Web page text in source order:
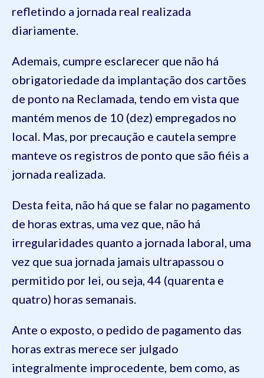
refletindo a jornada real realizada
diariamente.
Ademais, cumpre esclarecer que não há
obrigatoriedade da implantação dos cartões
de ponto na Reclamada, tendo em vista que
mantém menos de 10 (dez) empregados no
local. Mas, por precaução e cautela sempre
manteve os registros de ponto que são fiéis a
jornada realizada.
Desta feita, não há que se falar no pagamento
de horas extras, uma vez que, não há
irregularidades quanto a jornada laboral, uma
vez que sua jornada jamais ultrapassou o
permitido por lei, ou seja, 44 (quarenta e
quatro) horas semanais.
Ante o exposto, o pedido de pagamento das
horas extras merece ser julgado
integralmente improcedente, bem como, as